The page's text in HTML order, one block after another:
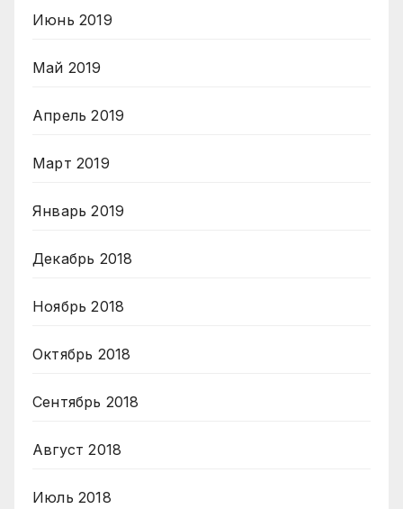
Июнь 2019
Май 2019
Апрель 2019
Март 2019
Январь 2019
Декабрь 2018
Ноябрь 2018
Октябрь 2018
Сентябрь 2018
Август 2018
Июль 2018